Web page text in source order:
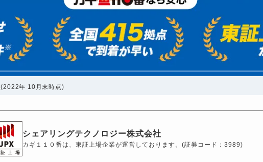
年 10月末時点)
シェアリングテクノロジー株式会社
カギ１１０番は、東証上場企業が運営しております。(証券コード：3989)